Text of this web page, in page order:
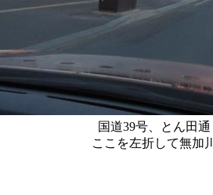
国道39号、とん田
ここを左折して無加